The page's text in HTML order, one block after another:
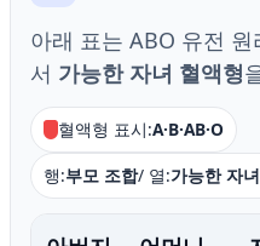
아래 표는 ABO 유전
서 가능한 자녀 혈액형
혈액형 표시:A·B·AB·O
행:부모 조합/ 열:가능한 자